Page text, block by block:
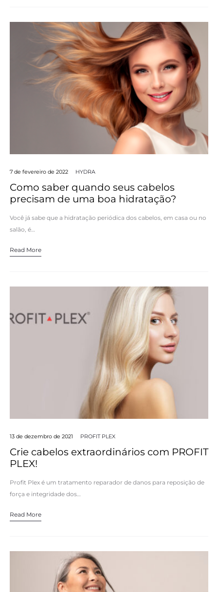
7 de fevereiro de 2022 HYDRA
Como saber quando seus cabelos
precisam de uma boa hidratação?
Você já sabe que a hidratação periódica dos cabelos, em casa ou no
salão, é…
Read More
13 de dezembro de 2021 PROFIT PLEX
Crie cabelos extraordinários com PROFIT
PLEX!
Profit Plex é um tratamento reparador de danos para reposição de
força e integridade dos…
Read More